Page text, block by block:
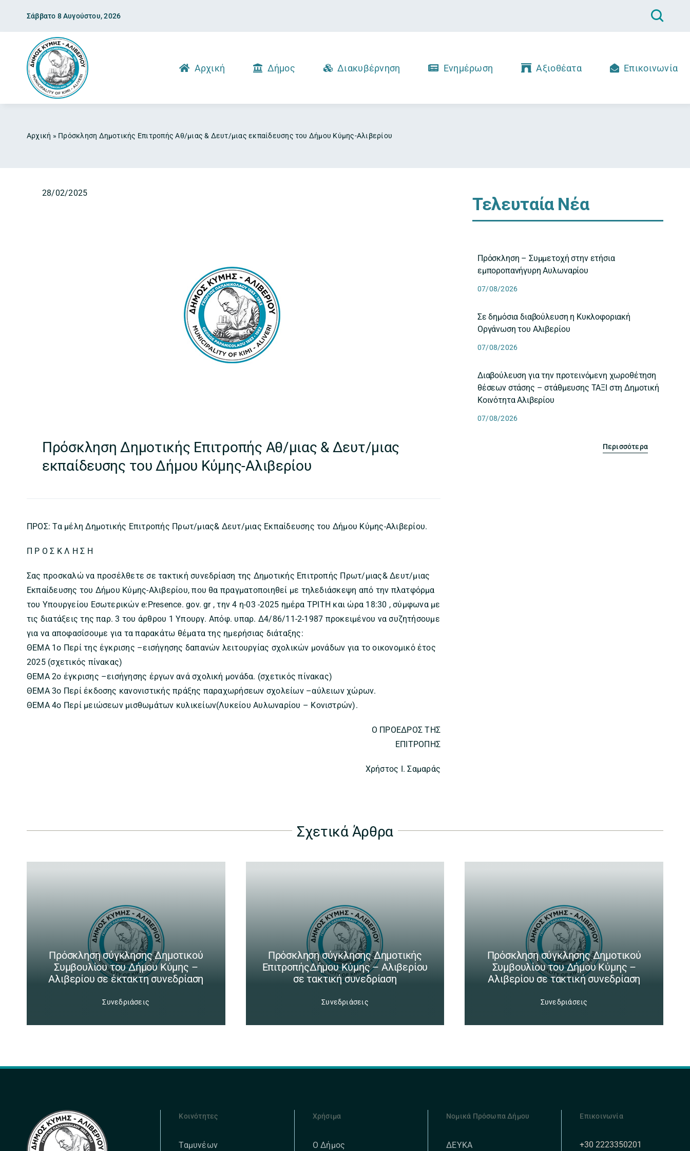
content
Σάββατο 8 Αυγούστου, 2026
Αρχική Δήμος Διακυβέρνηση Ενημέρωση Αξιοθέατα Επικοινωνία
Αρχική » Πρόσκληση Δημοτικής Επιτροπής Αθ/μιας & Δευτ/μιας εκπαίδευσης του Δήμου Κύμης-Αλιβερίου
28/02/2025
Πρόσκληση Δημοτικής Επιτροπής Αθ/μιας & Δευτ/μιας
εκπαίδευσης του Δήμου Κύμης-Αλιβερίου
ΠΡΟΣ: Τα μέλη Δημοτικής Επιτροπής Πρωτ/μιας& Δευτ/μιας Εκπαίδευσης του Δήμου Κύμης-Αλιβερίου.
Π Ρ Ο Σ Κ Λ Η Σ Η
Σας προσκαλώ να προσέλθετε σε τακτική συνεδρίαση της Δημοτικής Επιτροπής Πρωτ/μιας& Δευτ/μιας
Εκπαίδευσης του Δήμου Κύμης-Αλιβερίου, που θα πραγματοποιηθεί με τηλεδιάσκεψη από την πλατφόρμα
του Υπουργείου Εσωτερικών e:Presence. gov. gr , την 4 η-03 -2025 ημέρα ΤΡΙΤΗ και ώρα 18:30 , σύμφωνα με
τις διατάξεις της παρ. 3 του άρθρου 1 Υπουργ. Απόφ. υπαρ. Δ4/86/11-2-1987 προκειμένου να συζητήσουμε
για να αποφασίσουμε για τα παρακάτω θέματα της ημερήσιας διάταξης:
ΘΕΜΑ 1ο Περί της έγκρισης –εισήγησης δαπανών λειτουργίας σχολικών μονάδων για το οικονομικό έτος
2025 (σχετικός πίνακας)
ΘΕΜΑ 2ο έγκρισης –εισήγησης έργων ανά σχολική μονάδα. (σχετικός πίνακας)
ΘΕΜΑ 3ο Περί έκδοσης κανονιστικής πράξης παραχωρήσεων σχολείων –αύλειων χώρων.
ΘΕΜΑ 4ο Περί μειώσεων μισθωμάτων κυλικείων(Λυκείου Αυλωναρίου – Κονιστρών).
Ο ΠΡΟΕΔΡΟΣ ΤΗΣ
ΕΠΙΤΡΟΠΗΣ
Χρήστος Ι. Σαμαράς
Τελευταία Νέα
Πρόσκληση – Συμμετοχή στην ετήσια
εμποροπανήγυρη Αυλωναρίου
07/08/2026
Σε δημόσια διαβούλευση η Κυκλοφοριακή
Οργάνωση του Αλιβερίου
07/08/2026
Διαβούλευση για την προτεινόμενη χωροθέτηση
θέσεων στάσης – στάθμευσης ΤΑΞΙ στη Δημοτική
Κοινότητα Αλιβερίου
07/08/2026
Περισσότερα
Σχετικά Άρθρα
Πρόσκληση σύγκλησης Δημοτικού
Συμβουλίου του Δήμου Κύμης –
Αλιβερίου σε έκτακτη συνεδρίαση
Συνεδριάσεις
Πρόσκληση σύγκλησης Δημοτικής
ΕπιτροπήςΔήμου Κύμης – Αλιβερίου
σε τακτική συνεδρίαση
Συνεδριάσεις
Πρόσκληση σύγκλησης Δημοτικού
Συμβουλίου του Δήμου Κύμης –
Αλιβερίου σε τακτική συνεδρίαση
Συνεδριάσεις
Κοινότητες
Ταμυνέων
Χρήσιμα
Ο Δήμος
Νομικά Πρόσωπα Δήμου
ΔΕΥΚΑ
Επικοινωνία
+30 2223350201